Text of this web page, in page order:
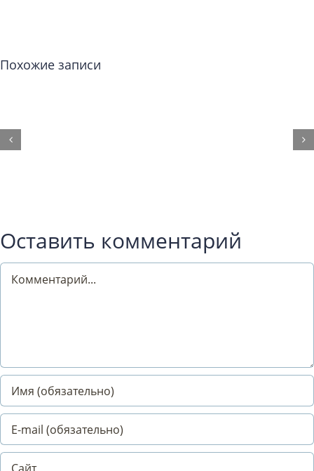
Похожие записи
Оставить комментарий
Comment